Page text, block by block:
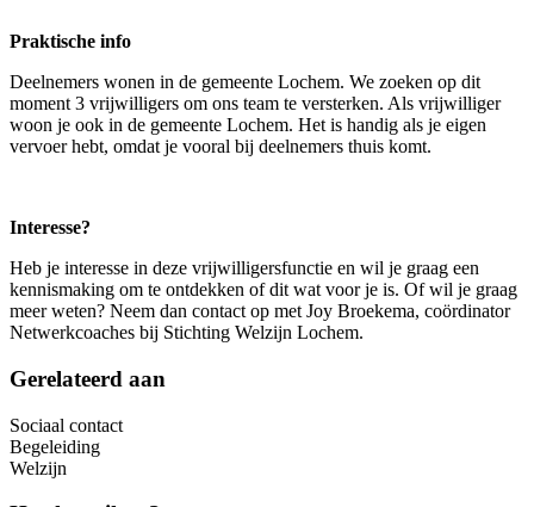
Praktische info
Deelnemers wonen in de gemeente Lochem. We zoeken op dit
moment 3 vrijwilligers om ons team te versterken. Als vrijwilliger
woon je ook in de gemeente Lochem. Het is handig als je eigen
vervoer hebt, omdat je vooral bij deelnemers thuis komt.
Interesse?
Heb je interesse in deze vrijwilligersfunctie en wil je graag een
kennismaking om te ontdekken of dit wat voor je is. Of wil je graag
meer weten? Neem dan contact op met Joy Broekema, coördinator
Netwerkcoaches bij Stichting Welzijn Lochem.
Gerelateerd aan
Sociaal contact
Begeleiding
Welzijn